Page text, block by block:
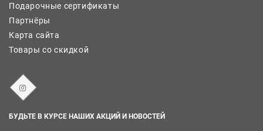
Подарочные сертификаты
Партнёры
Карта сайта
Товары со скидкой
БУДЬТЕ В КУРСЕ НАШИХ АКЦИЙ И НОВОСТЕЙ